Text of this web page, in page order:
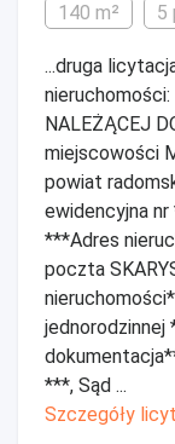
140 m²
5
...druga
nieruchomości:
NALEŻĄCEJ
miejscowości
powiat
ewidencyjna
***Adres
poczta
jednorodzinnej
***, Sąd ...
Szczegóły